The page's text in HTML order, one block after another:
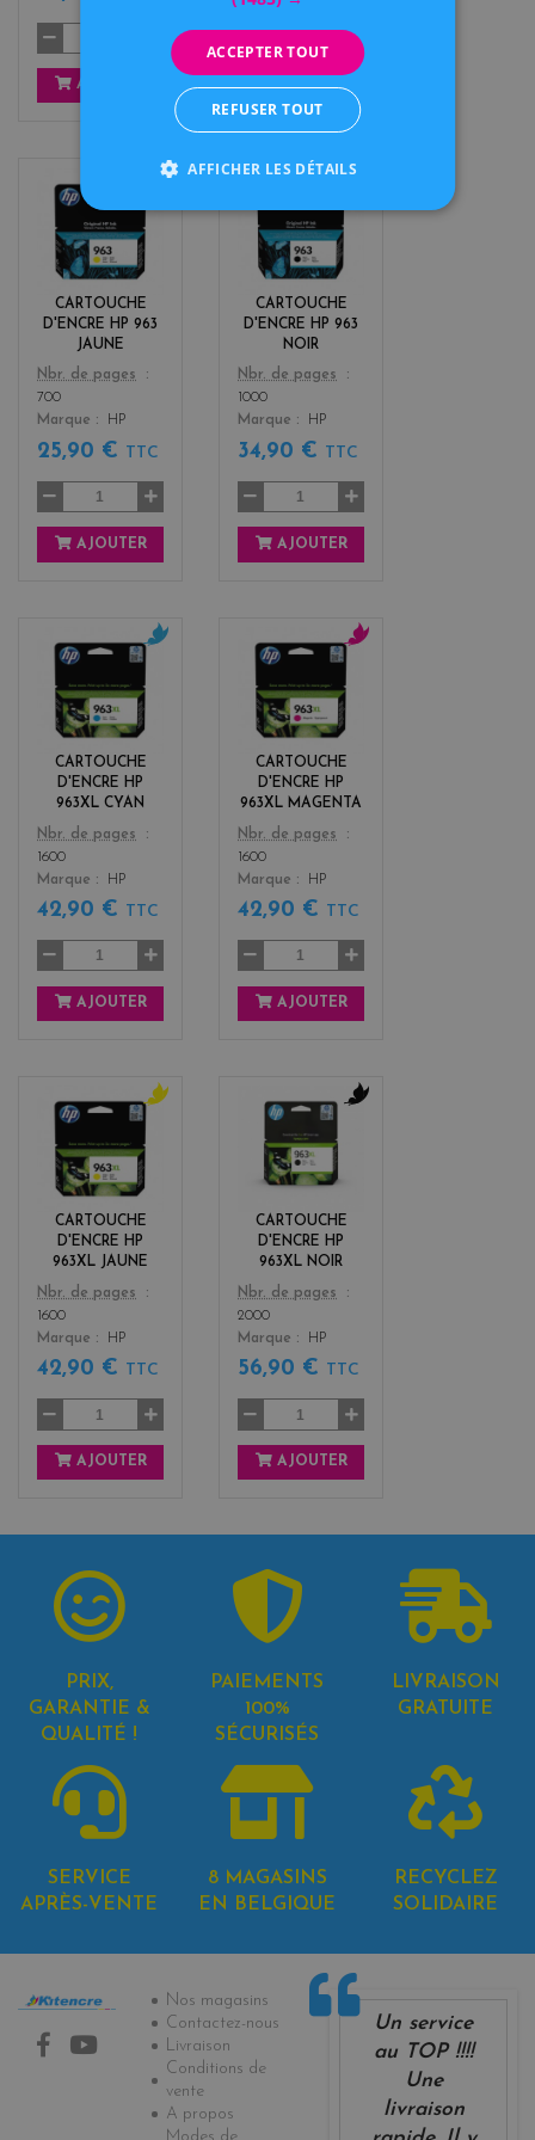
AJOUTER AJOUTER
CARTOUCHE
D'ENCRE HP 963
JAUNE
Color
e
l
l
o
w
Nbr. de pages
700
Marque
HP
25,90 € TTC
AJOUTER
CARTOUCHE
D'ENCRE HP 963
NOIR
Color
l
c
k
Nbr. de pages
1000
Marque
HP
34,90 € TTC
AJOUTER
CARTOUCHE
D'ENCRE HP
963XL CYAN
Color
c
y
a
n
Nbr. de pages
1600
Marque
HP
42,90 € TTC
AJOUTER
CARTOUCHE
D'ENCRE HP
963XL MAGENTA
Color
m
a
g
e
n
a
Nbr. de pages
1600
Marque
HP
42,90 € TTC
AJOUTER
CARTOUCHE
D'ENCRE HP
963XL JAUNE
Color
y
e
l
l
o
Nbr. de pages
1600
Marque
HP
42,90 € TTC
AJOUTER
CARTOUCHE
D'ENCRE HP
963XL NOIR
Color
k
Nbr. de pages
2000
Marque
HP
56,90 € TTC
AJOUTER
PRIX,
GARANTIE &
QUALITÉ !
PAIEMENTS
100%
SÉCURISÉS
LIVRAISON
GRATUITE
SERVICE
APRÈS-VENTE
8 MAGASINS
EN BELGIQUE
RECYCLEZ
SOLIDAIRE
Informations
Nos magasins
Contactez-nous
Livraison
Conditions de
vente
A propos
Un service
au TOP !!!!
Une
livraison
ACCEPTER TOUT
REFUSER TOUT
AFFICHER LES DÉTAILS